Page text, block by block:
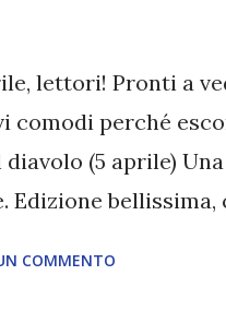
alla gloria. La
la sua
mani di
splendore
lettori! Pronti a
comodi perché
(5 aprile)
Edizione bellissima,
COMMENTO